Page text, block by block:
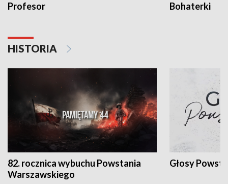
Profesor Bohaterki
HISTORIA
82. rocznica wybuchu Powstania
Warszawskiego
Głosy